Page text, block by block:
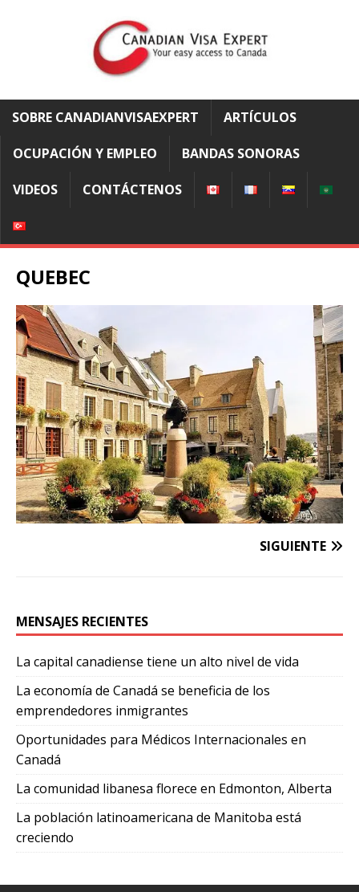
SOBRE CANADIANVISAEXPERT ARTÍCULOS
OCUPACIÓN Y EMPLEO BANDAS SONORAS
VIDEOS CONTÁCTENOS
QUEBEC
SIGUIENTE
MENSAJES RECIENTES
La capital canadiense tiene un alto nivel de vida
La economía de Canadá se beneficia de los
emprendedores inmigrantes
Oportunidades para Médicos Internacionales en
Canadá
La comunidad libanesa florece en Edmonton, Alberta
La población latinoamericana de Manitoba está
creciendo